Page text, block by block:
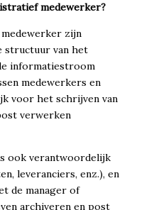
medewerker?
zijn
structuur van het
informatiestroom
medewerkers en
voor het schrijven van
verwerken
ook verantwoordelijk
leveranciers, enz.), en
de manager of
archiveren en post